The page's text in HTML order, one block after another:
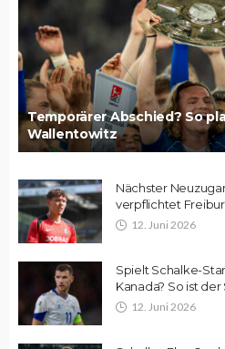
Temporärer Abschied? So
Wallentowitz
Nächster
verpflichtet
12. Juni 2026
Spielt Schalke-
Kanada? So ist der
12. Juni 2026